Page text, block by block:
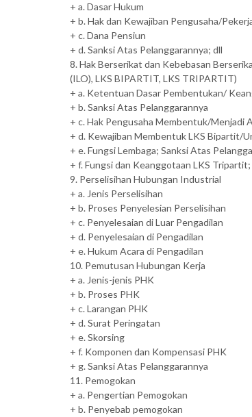
+ a. Dasar Hukum
+ b. Hak dan Kewajiban Pengusaha/
+ c. Dana Pensiun
+ d. Sanksi Atas Pelanggarannya; dll
8. Hak Berserikat dan Kebebasan
(ILO), LKS BIPARTIT, LKS TRIPARTIT)
+ a. Ketentuan Dasar Pembentukan/
+ b. Sanksi Atas Pelanggarannya
+ c. Hak Pengusaha Membentuk/Menjadi
+ d. Kewajiban Membentuk LKS Bipartit/
+ e. Fungsi Lembaga; Sanksi Atas
+ f. Fungsi dan Keanggotaan LKS
9. Perselisihan Hubungan Industrial
+ a. Jenis Perselisihan
+ b. Proses Penyelesian Perselisihan
+ c. Penyelesaian di Luar Pengadilan
+ d. Penyelesaian di Pengadilan
+ e. Hukum Acara di Pengadilan
10. Pemutusan Hubungan Kerja
+ a. Jenis-jenis PHK
+ b. Proses PHK
+ c. Larangan PHK
+ d. Surat Peringatan
+ e. Skorsing
+ f. Komponen dan Kompensasi PHK
+ g. Sanksi Atas Pelanggarannya
11. Pemogokan
+ a. Pengertian Pemogokan
+ b. Penyebab pemogokan